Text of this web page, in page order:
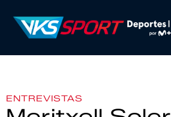
ENTREVISTAS